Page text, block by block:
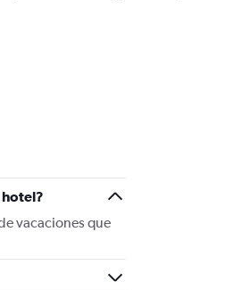
hotel?
vacaciones que